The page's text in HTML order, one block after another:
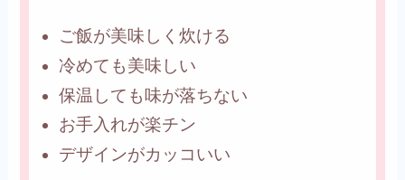
ご飯が美味しく炊ける
冷めても美味しい
保温しても味が落ちない
お手入れが楽チン
デザインがカッコいい